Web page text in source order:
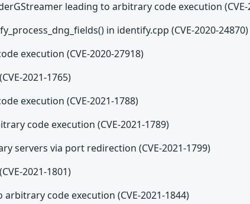
leading to arbitrary code execution (CVE-
in identify.cpp (CVE-2020-24870)
execution (CVE-2020-27918)
2021-1765)
execution (CVE-2021-1788)
code execution (CVE-2021-1789)
servers via port redirection (CVE-2021-1799)
2021-1801)
code execution (CVE-2021-1844)